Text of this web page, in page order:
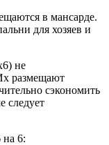
в мансарде.
для хозяев и
не
размещают
сэкономить
следует
6: